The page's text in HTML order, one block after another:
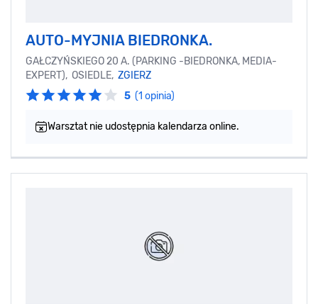
AUTO-MYJNIA BIEDRONKA.
GAŁCZYŃSKIEGO 20 A. (PARKING -BIEDRONKA, MEDIA-
EXPERT), OSIEDLE, ZGIERZ
5 (1 opinia)
Warsztat nie udostępnia kalendarza online.